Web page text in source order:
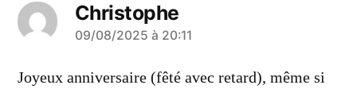
Christophe
a
dit :
09/08/2025 à 20:11
Joyeux anniversaire (fêté avec retard), même si